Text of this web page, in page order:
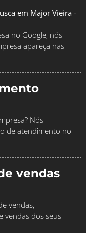
em Major Vieira -
no Google, nós
apareça nas
Nós
de atendimento no
vendas
vendas,
vendas dos seus